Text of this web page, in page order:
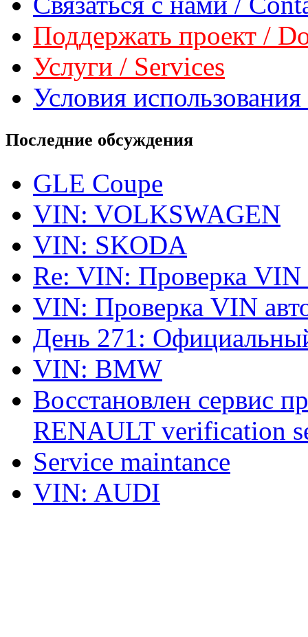
Поддержать проект /
Услуги / Services
Условия
Последние обсуждения
GLE Coupe
VIN: VOLKSWAGEN
VIN: SKODA
Re: VIN: Проверка VIN
VIN: Проверка VIN
День 271:
VIN: BMW
Восстановлен сервис
RENAULT verification
Service maintance
VIN: AUDI